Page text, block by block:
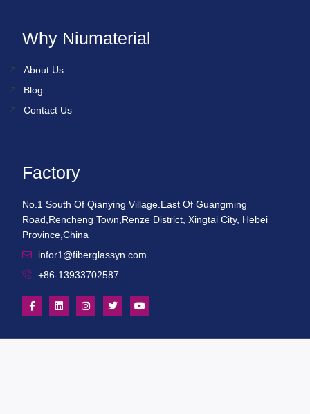
Why Niumaterial
About Us
Blog
Contact Us
Factory
No.1 South Of Qianying Village.East Of Guangming
Road,Rencheng Town,Renze District, Xingtai City, Hebei
Province,China
infor1@fiberglassyn.com
+86-13933702587